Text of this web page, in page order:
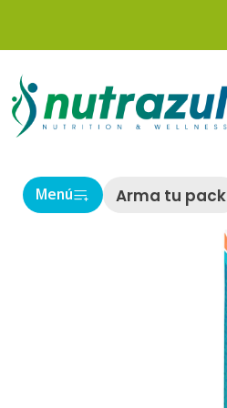
Menú Arma tu pack